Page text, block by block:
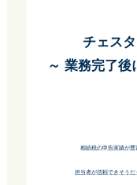
チェス
～ 業務完了
相続税の申告実績が豊
担当者が信頼できそうだ